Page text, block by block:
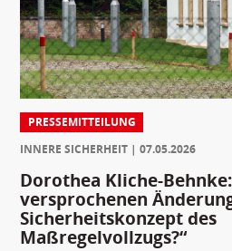
PRESSEMITTEILUNG
INNERE SICHERHEIT
07.05.2026
Dorothea Kliche-
versprochenen
Sicherheitskonzept des
Maßregelvollzugs?“